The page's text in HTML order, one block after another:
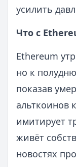
усилить
Что с
Ethereum
но к
показав
альткоинов
имитирует
живёт
новостях